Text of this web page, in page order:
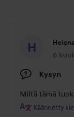
Helena
6
Viesti
Kysyn
Miltä tämä
Käännetty